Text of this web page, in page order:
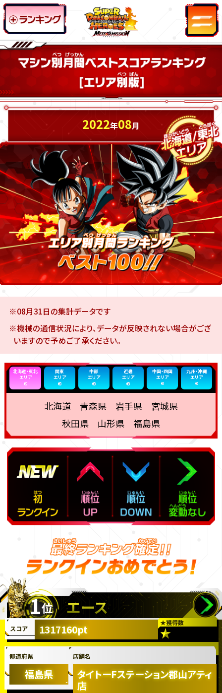
2022年08月
※08月31日の集計データです
※機械の通信状況により、データが反映されない場合がござ
いますので予めご了承ください。
北海道・東北
エリア
関東
エリア
中部
エリア
近畿
エリア
中国・四国
エリア
九州・沖縄
エリア
北海道 青森県 岩手県 宮城県
秋田県 山形県 福島県
1位 エース
★獲得数
スコア 1317160pt
都道府県
福島県
店舗名
タイトーFステーション郡山アティ
店